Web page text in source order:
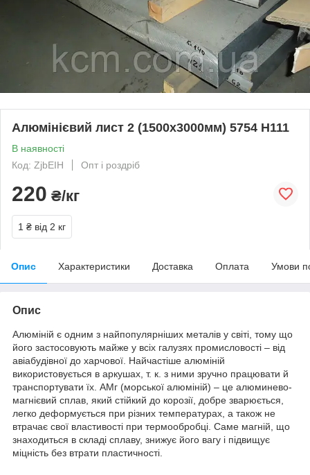
Алюмінієвий лист 2 (1500х3000мм) 5754 Н111
В наявності
Код: ZjbEIH
Опт і роздріб
220 ₴/кг
1 ₴ від 2 кг
Опис Характеристики Доставка Оплата Умови
Опис
Алюміній є одним з найпопулярніших металів у світі, тому що
його застосовують майже у всіх галузях промисловості – від
авіабудівної до харчової. Найчастіше алюміній
використовується в аркушах, т. к. з ними зручно працювати й
транспортувати їх. АМг (морської алюміній) – це алюминево-
магнієвий сплав, який стійкий до корозії, добре зварюється,
легко деформується при різних температурах, а також не
втрачає свої властивості при термообробці. Саме магній, що
знаходиться в складі сплаву, знижує його вагу і підвищує
міцність без втрати пластичності.